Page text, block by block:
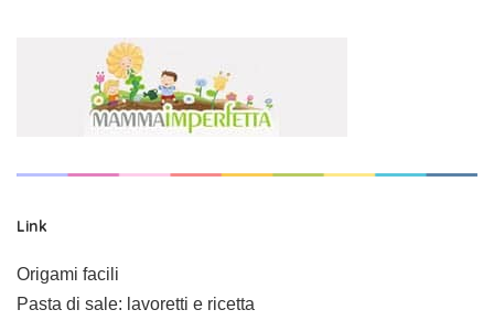
Link
Origami facili
Pasta di sale: lavoretti e ricetta